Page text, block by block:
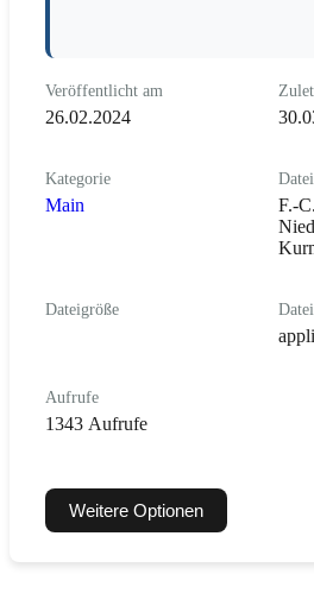
Veröffentlicht am
26.02.2024
Kategorie
Main
F.-
Dateigröße
Aufrufe
1343 Aufrufe
Weitere Optionen